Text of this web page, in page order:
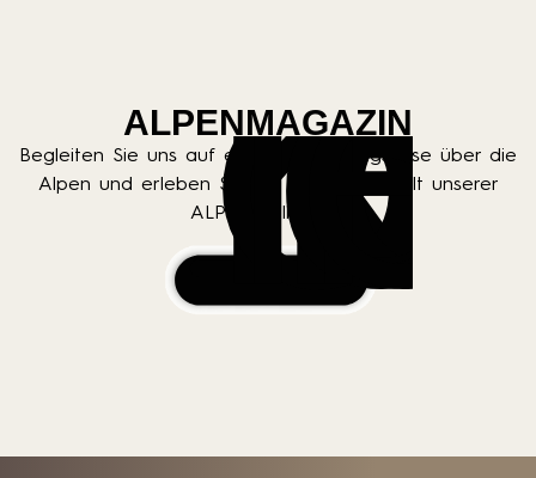
ALPENMAGAZIN
Begleiten Sie uns auf einer Entdeckungsreise über die
Alpen und erleben Sie die funkelnde Welt unserer
ALPEN-Kollektion.
K
a
B
t